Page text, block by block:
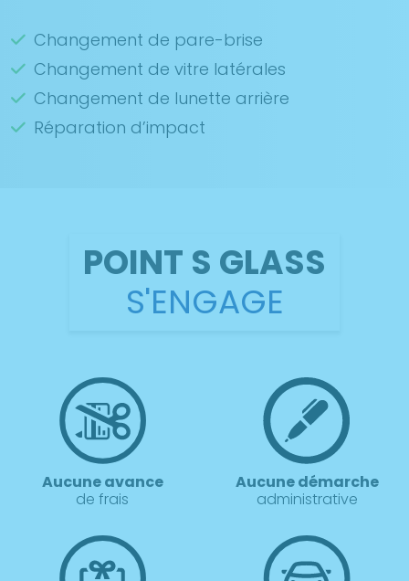
Changement de pare-brise
Changement de vitre latérales
Changement de lunette arrière
Réparation d’impact
POINT S GLASS
S'ENGAGE
Aucune avance
de frais
Aucune démarche
administrative